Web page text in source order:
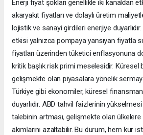
Enerji fiyat şokları genellikle iki kanaldan
akaryakıt fiyatları ve dolaylı üretim
lojistik ve sanayi girdileri enerjiye
etkisi yalnızca pompaya yansıyan fiyatla
fiyatları üzerinden tüketici enflasyonuna
kritik başlık risk primi meselesidir. Küresel
gelişmekte olan piyasalara yönelik
Türkiye gibi ekonomiler, küresel
duyarlıdır. ABD tahvil faizlerinin
talebinin artması, gelişmekte olan
akımlarını azaltabilir. Bu durum, hem kur